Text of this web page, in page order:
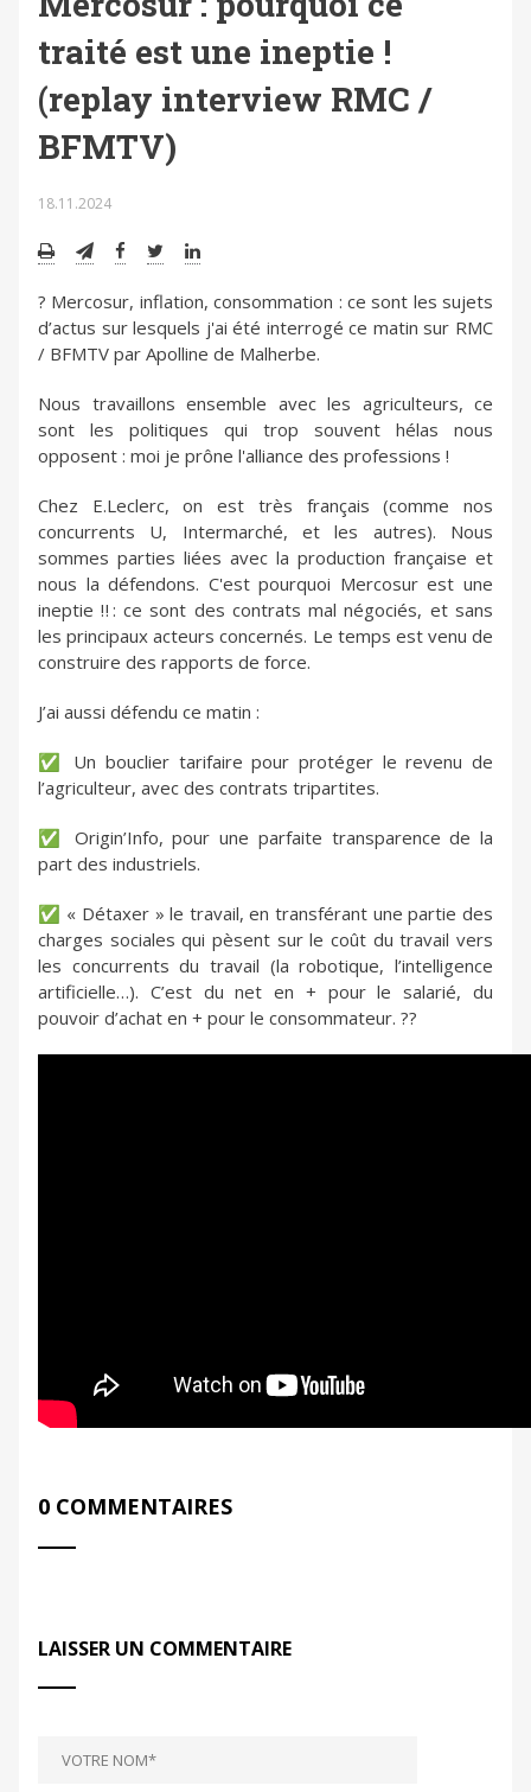
traité est une ineptie !
(replay interview RMC /
BFMTV)
18.11.2024
?️ Mercosur, inflation, consommation : ce sont les sujets
d’actus sur lesquels j'ai été interrogé ce matin sur RMC
/ BFMTV par Apolline de Malherbe.
Nous travaillons ensemble avec les agriculteurs, ce
sont les politiques qui trop souvent hélas nous
opposent : moi je prône l'alliance des professions !
Chez E.Leclerc, on est très français (comme nos
concurrents U, Intermarché, et les autres). Nous
sommes parties liées avec la production française et
nous la défendons. C'est pourquoi Mercosur est une
ineptie ‼️: ce sont des contrats mal négociés, et sans
les principaux acteurs concernés. Le temps est venu de
construire des rapports de force.
J’ai aussi défendu ce matin :
✅ Un bouclier tarifaire pour protéger le revenu de
l’agriculteur, avec des contrats tripartites.
✅ Origin’Info, pour une parfaite transparence de la
part des industriels.
✅ « Détaxer » le travail, en transférant une partie des
charges sociales qui pèsent sur le coût du travail vers
les concurrents du travail (la robotique, l’intelligence
artificielle…). C’est du net en + pour le salarié, du
pouvoir d’achat en + pour le consommateur. ??
0 COMMENTAIRES
LAISSER UN COMMENTAIRE